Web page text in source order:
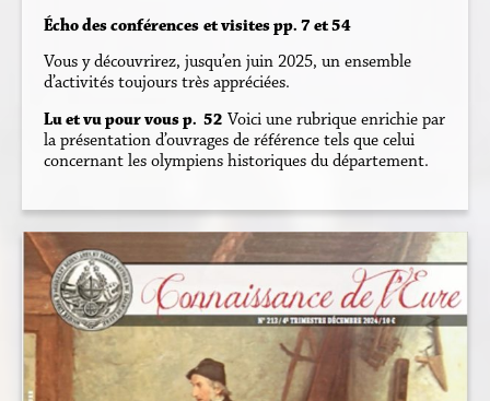
Écho des conférences et visites pp. 7 et 54
Vous y découvrirez, jusqu’en juin 2025, un ensemble
d’activités toujours très appréciées.
Lu et vu pour vous p. 52 Voici une rubrique enrichie par
la présentation d’ouvrages de référence tels que celui
concernant les olympiens historiques du département.